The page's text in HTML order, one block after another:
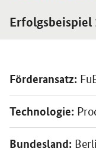
Erfolgsbeispiel
Förderansatz:
Technologie:
Bundesland: